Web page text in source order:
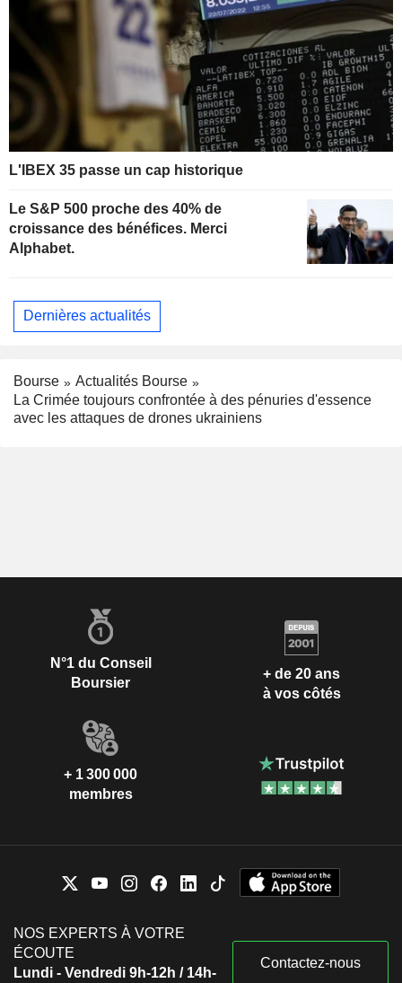
L'IBEX 35 passe un cap historique
Le S&P 500 proche des 40% de
croissance des bénéfices. Merci
Alphabet.
Dernières actualités
Bourse
Actualités Bourse
La Crimée toujours confrontée à des pénuries d'essence
avec les attaques de drones ukrainiens
N°1 du Conseil
Boursier
+ de 20 ans
à vos côtés
+ 1 300 000
membres
NOS EXPERTS À VOTRE
ÉCOUTE
Lundi - Vendredi 9h-12h / 14h-
Contactez-nous